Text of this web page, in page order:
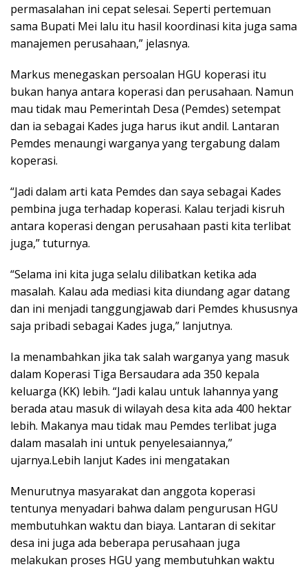
permasalahan ini cepat selesai. Seperti pertemuan
sama Bupati Mei lalu itu hasil koordinasi kita juga sama
manajemen perusahaan,” jelasnya.
Markus menegaskan persoalan HGU koperasi itu
bukan hanya antara koperasi dan perusahaan. Namun
mau tidak mau Pemerintah Desa (Pemdes) setempat
dan ia sebagai Kades juga harus ikut andil. Lantaran
Pemdes menaungi warganya yang tergabung dalam
koperasi.
“Jadi dalam arti kata Pemdes dan saya sebagai Kades
pembina juga terhadap koperasi. Kalau terjadi kisruh
antara koperasi dengan perusahaan pasti kita terlibat
juga,” tuturnya.
“Selama ini kita juga selalu dilibatkan ketika ada
masalah. Kalau ada mediasi kita diundang agar datang
dan ini menjadi tanggungjawab dari Pemdes khususnya
saja pribadi sebagai Kades juga,” lanjutnya.
Ia menambahkan jika tak salah warganya yang masuk
dalam Koperasi Tiga Bersaudara ada 350 kepala
keluarga (KK) lebih. “Jadi kalau untuk lahannya yang
berada atau masuk di wilayah desa kita ada 400 hektar
lebih. Makanya mau tidak mau Pemdes terlibat juga
dalam masalah ini untuk penyelesaiannya,”
ujarnya.Lebih lanjut Kades ini mengatakan
Menurutnya masyarakat dan anggota koperasi
tentunya menyadari bahwa dalam pengurusan HGU
membutuhkan waktu dan biaya. Lantaran di sekitar
desa ini juga ada beberapa perusahaan juga
melakukan proses HGU yang membutuhkan waktu